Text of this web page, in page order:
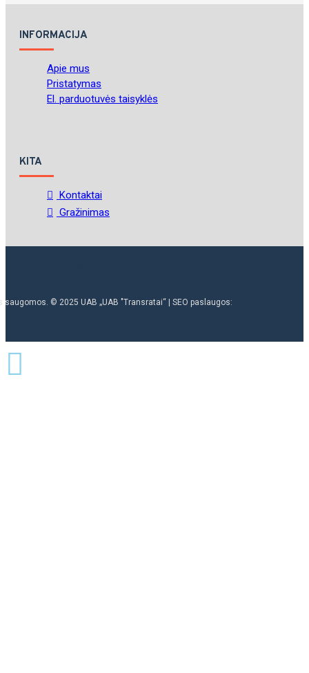
INFORMACIJA
Apie mus
Pristatymas
El. parduotuvės taisyklės
KITA
Kontaktai
Gražinimas
saugomos. © 2025 UAB „UAB "Transratai“ | SEO paslaugos: